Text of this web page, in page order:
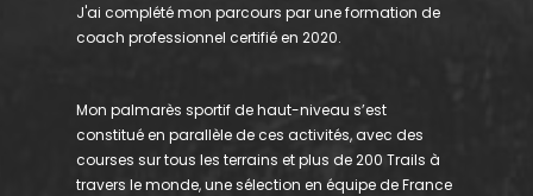
J'ai complété mon parcours par une formation de
coach professionnel certifié en 2020.
Mon palmarès sportif de haut-niveau s’est
constitué en parallèle de ces activités, avec des
courses sur tous les terrains et plus de 200 Trails à
travers le monde, une sélection en équipe de France